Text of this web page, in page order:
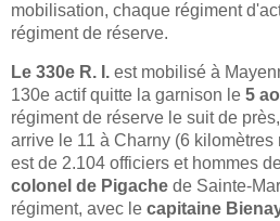
mobilisation, chaque régiment
régiment de réserve.
Le 330e R. I. est mobilisé à
130e actif quitte la garnison le 5
régiment de réserve le suit de
arrive le 11 à Charny (6 kilomètres
est de 2.104 officiers et hommes
colonel de Pigache de Sainte-
régiment, avec le capitaine